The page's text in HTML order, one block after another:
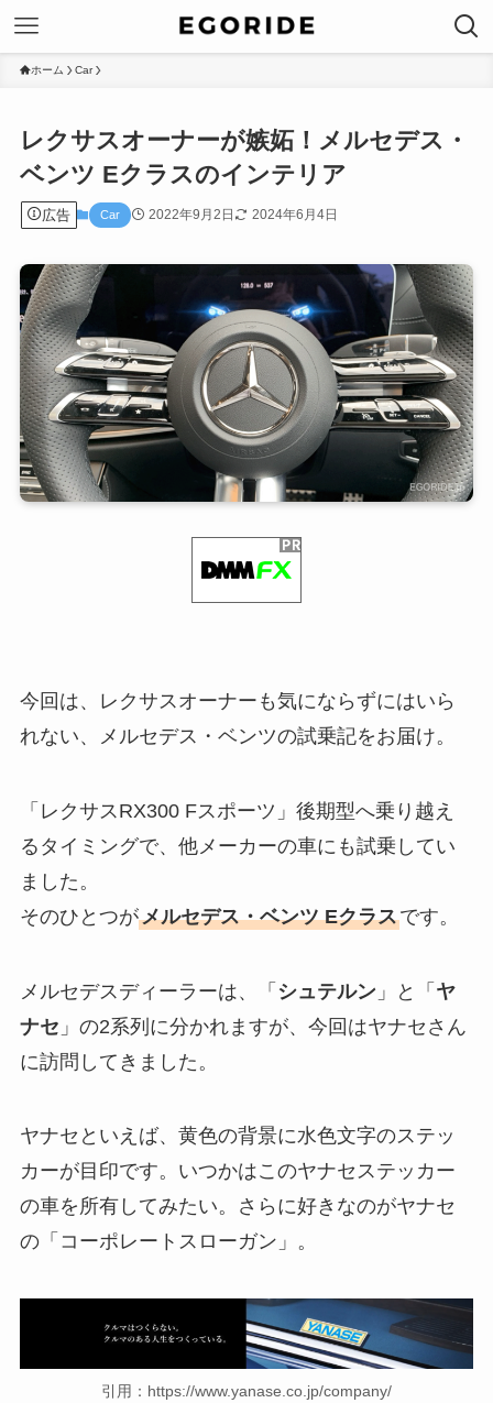
ホーム Car
レクサスオーナーが嫉妬！メルセデス・
ベンツ Eクラスのインテリア
広告 Car 2022年9月2日 2024年6月4日
今回は、レクサスオーナーも気にならずにはいら
れない、メルセデス・ベンツの試乗記をお届け。
「レクサスRX300 Fスポーツ」後期型へ乗り越え
るタイミングで、他メーカーの車にも試乗してい
ました。
そのひとつがメルセデス・ベンツ Eクラスです。
メルセデスディーラーは、「 シュテルン」と「 ヤ
ナセ 」の2系列に分かれますが、今回はヤナセさん
に訪問してきました。
ヤナセといえば、黄色の背景に水色文字のステッ
カーが目印です。いつかはこのヤナセステッカー
の車を所有してみたい。さらに好きなのがヤナセ
の「コーポレートスローガン」。
引用：https://www.yanase.co.jp/company/